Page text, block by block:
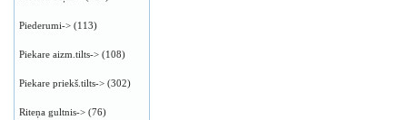
Piederumi-> (113)
Piekare aizm.tilts-> (108)
Piekare priekš.tilts-> (302)
Riteņa gultnis-> (76)